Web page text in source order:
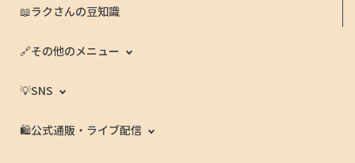
📖ラクさんの豆知識
🔗その他のメニュー
💡SNS
🛍️公式通販・ライブ配信